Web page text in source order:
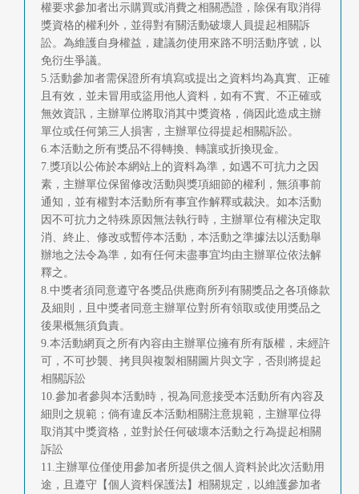
權要求參加者出示購買或消費之相關憑證，除保有取消得
獎資格的權利外，並得對有關活動破壞人員提起相關訴
訟。為維護自身權益，建議勿使用來路不明活動序號，以
免衍生爭議。
5.活動參加者需保證所有填寫或提出之資料均為真實、正確
且有效，並未冒用或盜用他人資料，如有不實、不正確或
無效資訊，主辦單位將取消其中獎資格，倘因此造成主辦
單位或任何第三人損害，主辦單位得提起相關訴訟。
6.本活動之所有獎品不得轉換、轉讓或折換現金。
7.獎項以公佈於本網站上的資料為準，如遇不可抗力之因
素，主辦單位保留修改活動與獎項細節的權利，無須事前
通知，並有權對本活動所有事宜作解釋或裁決。如本活動
因不可抗力之特殊原因無法執行時，主辦單位有權決定取
消、終止、修改或暫停本活動，本活動之準據法以活動舉
辦地之法令為準，如有任何未盡事宜均由主辦單位依法解
釋之。
8.中獎者須同意遵守各獎品供應商所列有關獎品之各項條款
及細則，且中獎者同意主辦單位對所有領取或使用獎品之
後果概無須負責。
9.本活動網頁之所有內容由主辦單位擁有所有版權，未經許
可，不可抄襲、拷貝與複製相關圖片與文字，否則將提起
相關訴訟
10.參加者參與本活動時，視為同意接受本活動所有內容及
細則之規範；倘有違反本活動相關注意規範，主辦單位得
取消其中獎資格，並對於任何破壞本活動之行為提起相關
訴訟
11.主辦單位僅使用參加者所提供之個人資料於此次活動用
途，且遵守【個人資料保護法】相關規定，以維護參加者